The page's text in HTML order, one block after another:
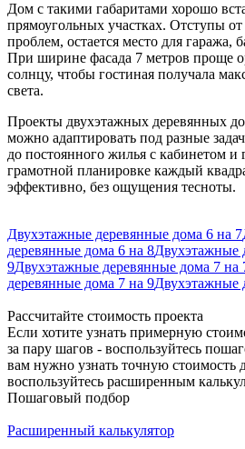
Дом с такими габаритами хорошо
прямоугольных участках. Отступы
проблем, остается место для гаража,
При ширине фасада 7 метров проще
солнцу, чтобы гостиная получала
света.
Проекты двухэтажных деревянных
можно адаптировать под разные
до постоянного жилья с кабинетом и
грамотной планировке каждый
эффективно, без ощущения тесноты.
Двухэтажные деревянные дома 6 на 7
деревянные дома 6 на 8Двухэтажные
9Двухэтажные деревянные дома 7 на
деревянные дома 7 на 9Двухэтажные
Рассчитайте стоимость проекта
Если хотите узнать примерную
за пару шагов - воспользуйтесь
вам нужно узнать точную стоимость
воспользуйтесь расширенным
Пошаговый подбор
Расширенный калькулятор